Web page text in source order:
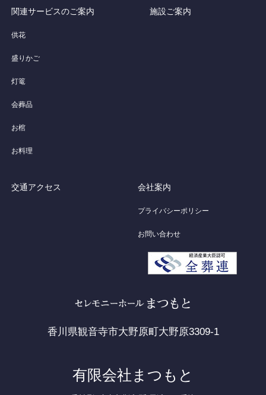
関連サービスのご案内
供花
盛りかご
灯篭
会葬品
お棺
お料理
施設ご案内
交通アクセス 会社案内
プライバシーポリシー
お問い合わせ
香川県観音寺市大野原町大野原3309-1
有限会社まつもと